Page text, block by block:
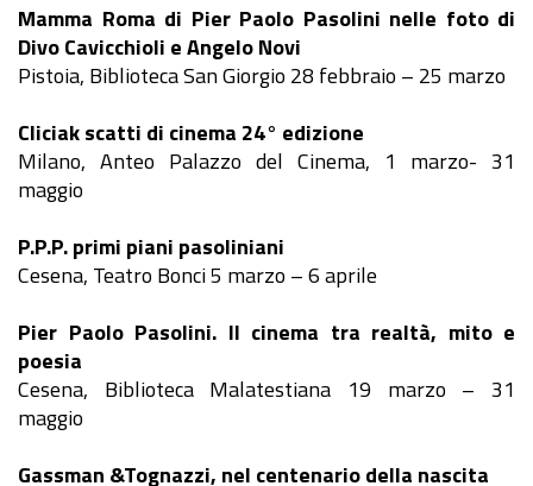
Mamma Roma di Pier Paolo Pasolini nelle foto di
Divo Cavicchioli e Angelo Novi
Pistoia, Biblioteca San Giorgio 28 febbraio – 25 marzo
Cliciak scatti di cinema 24° edizione
Milano, Anteo Palazzo del Cinema, 1 marzo- 31
maggio
P.P.P. primi piani pasoliniani
Cesena, Teatro Bonci 5 marzo – 6 aprile
Pier Paolo Pasolini. Il cinema tra realtà, mito e
poesia
Cesena, Biblioteca Malatestiana 19 marzo – 31
maggio
Gassman &Tognazzi, nel centenario della nascita